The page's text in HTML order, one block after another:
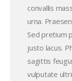
convallis
urna.
Sed pretium
justo lacus.
sagittis
vulputate